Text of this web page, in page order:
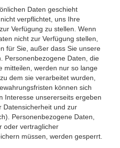
Daten geschieht
verpflichtet, uns Ihre
Verfügung zu stellen. Wenn
nicht zur Verfügung stellen,
für Sie, außer dass Sie unsere
Personenbezogene Daten, die
mitteilen, werden nur so lange
dem sie verarbeitet wurden,
können sich
Interesse unsererseits ergeben
Datensicherheit und zur
Personenbezogene Daten,
oder vertraglicher
müssen, werden gesperrt.